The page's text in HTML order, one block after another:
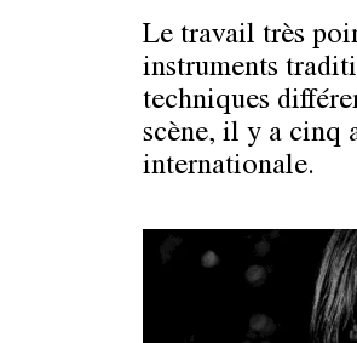
Le travail très
instruments
techniques
scène, il y a cinq
internationale.